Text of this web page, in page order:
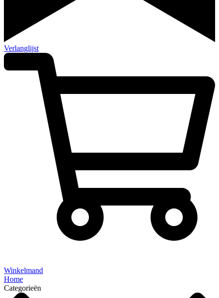
Verlanglijst
Winkelmand
Home
Categorieën